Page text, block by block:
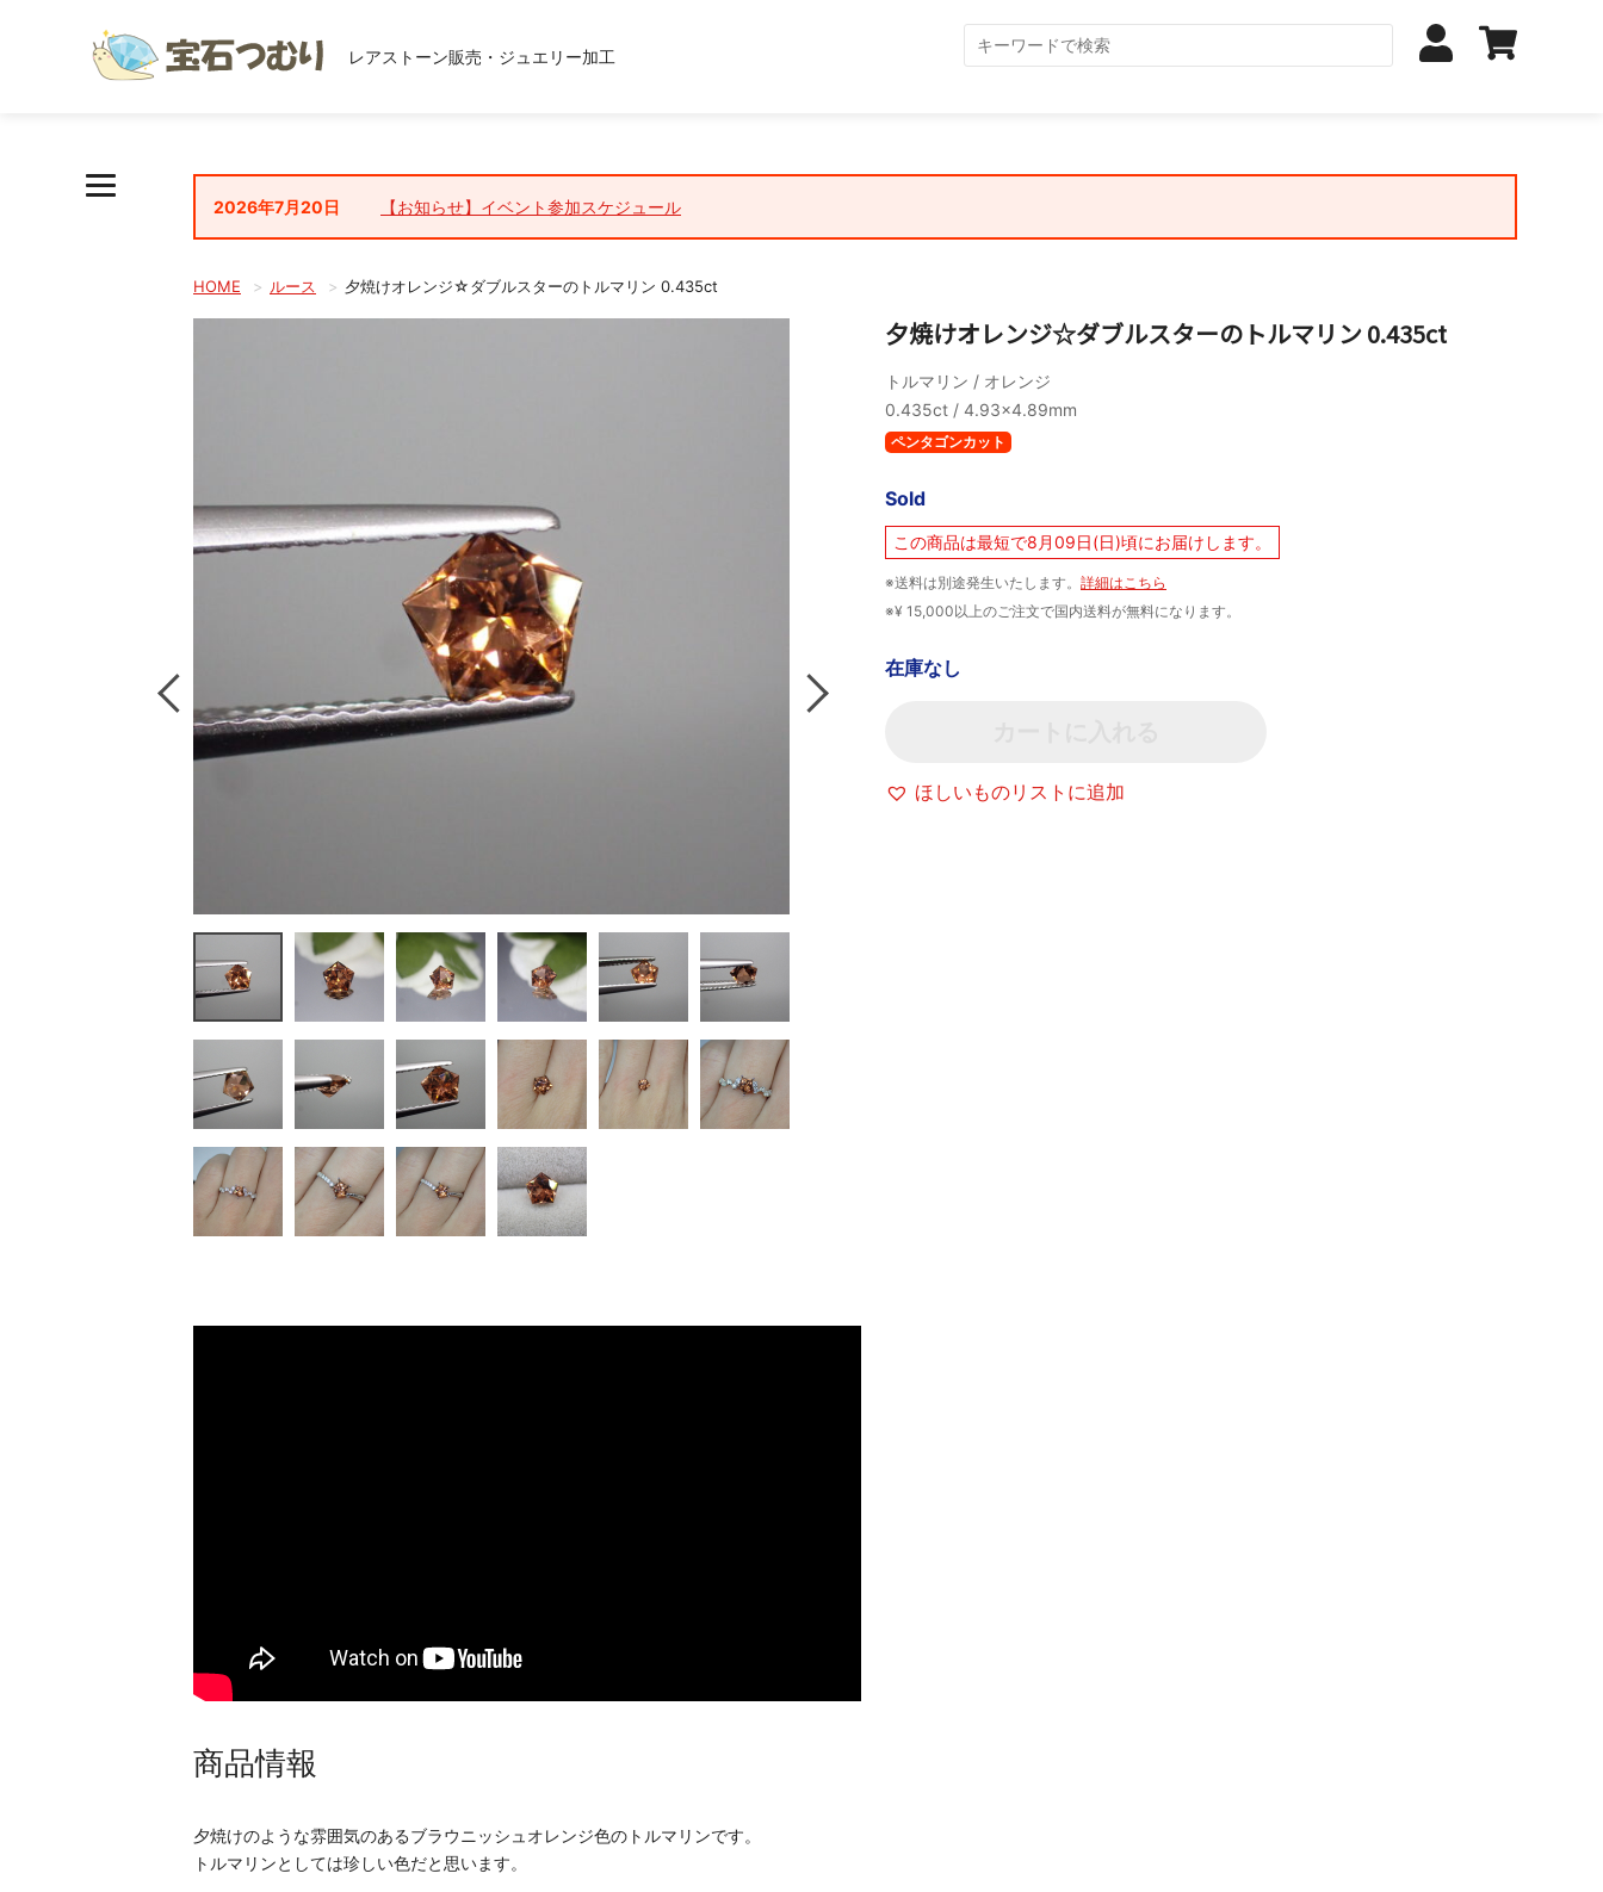
レアストーン販売・ジュエリー加工
2026年7月20日 【お知らせ】イベント参加スケジュール
HOME ルース 夕焼けオレンジ☆ダブルスターのトルマリン 0.435ct
夕焼けオレンジ☆ダブルスターのトルマリン 0.435ct
トルマリン / オレンジ
0.435ct / 4.93×4.89mm
ペンタゴンカット
Sold
この商品は最短で8月09日(日)頃にお届けします。
※送料は別途発生いたします。 詳細はこちら
※¥ 15,000以上のご注文で国内送料が無料になります。
在庫なし
ほしいものリストに追加
商品情報
夕焼けのような雰囲気のあるブラウニッシュオレンジ色のトルマリンです。
トルマリンとしては珍しい色だと思います。